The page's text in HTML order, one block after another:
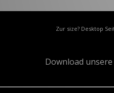
Zur size? Desktop
Download unsere